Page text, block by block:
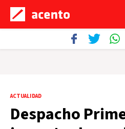
ACTUALIDAD
Despacho